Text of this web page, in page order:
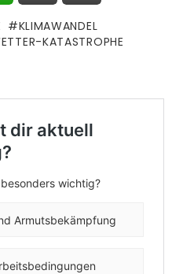
KLIMAWANDEL
KATASTROPHE